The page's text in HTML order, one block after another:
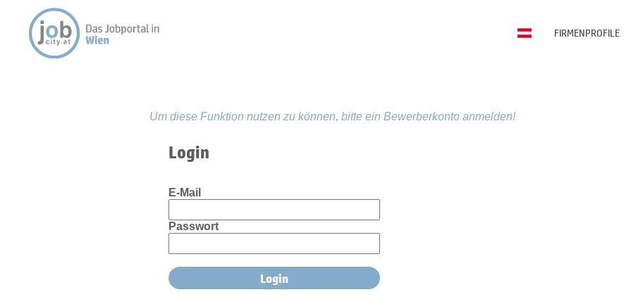
FIRMENPROFILE
Um diese Funktion nutzen zu können, bitte ein Bewerberkonto anmelden!
Login
E-Mail
Passwort